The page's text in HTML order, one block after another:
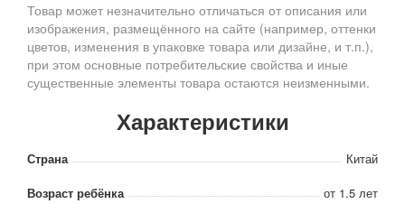
Товар может незначительно отличаться от описания или
изображения, размещённого на сайте (например, оттенки
цветов, изменения в упаковке товара или дизайне, и т.п.),
при этом основные потребительские свойства и иные
существенные элементы товара остаются неизменными.
Характеристики
Страна
Китай
Возраст ребёнка
от 1.5 лет